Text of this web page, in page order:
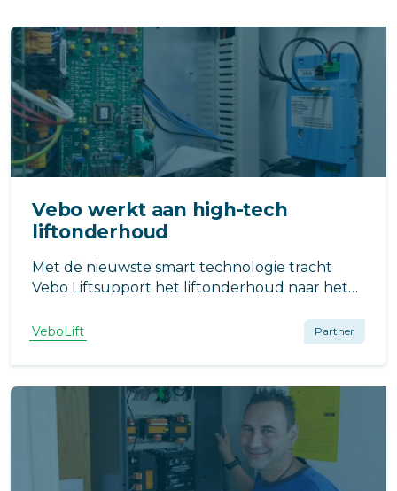
Vebo werkt aan high-tech
liftonderhoud
Met de nieuwste smart technologie tracht
Vebo Liftsupport het liftonderhoud naar het
VeboLift Partner